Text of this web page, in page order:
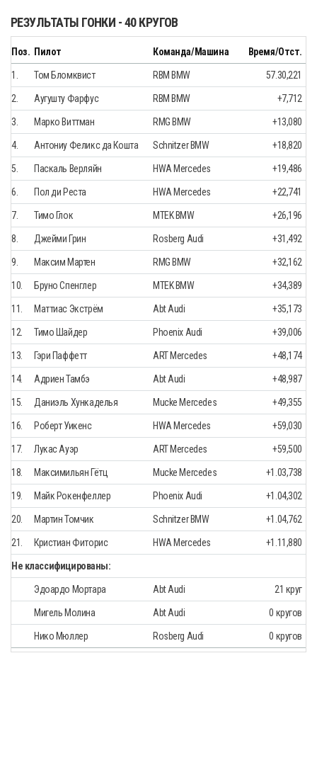
РЕЗУЛЬТАТЫ ГОНКИ - 40 КРУГОВ
Поз. Пилот Команда/Машина Время/Отст.
1. Том Бломквист RBM BMW 57.30,221
2. Аугушту Фарфус RBM BMW +7,712
3. Марко Виттман RMG BMW +13,080
4. Антониу Феликс да Кошта Schnitzer BMW +18,820
5. Паскаль Верляйн HWA Mercedes +19,486
6. Пол ди Реста HWA Mercedes +22,741
7. Тимо Глок MTEK BMW +26,196
8. Джейми Грин Rosberg Audi +31,492
9. Максим Мартен RMG BMW +32,162
10. Бруно Спенглер MTEK BMW +34,389
11. Маттиас Экстрём Abt Audi +35,173
12. Тимо Шайдер Phoenix Audi +39,006
13. Гэри Паффетт ART Mercedes +48,174
14. Адриен Тамбэ Abt Audi +48,987
15. Даниэль Хункаделья Mucke Mercedes +49,355
16. Роберт Уикенс HWA Mercedes +59,030
17. Лукас Ауэр ART Mercedes +59,500
18. Максимильян Гётц Mucke Mercedes +1.03,738
19. Майк Рокенфеллер Phoenix Audi +1.04,302
20. Мартин Томчик Schnitzer BMW +1.04,762
21. Кристиан Фиторис HWA Mercedes +1.11,880
Не классифицированы:
Эдоардо Мортара Abt Audi 21 круг
Мигель Молина Abt Audi 0 кругов
Нико Мюллер Rosberg Audi 0 кругов